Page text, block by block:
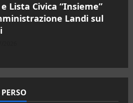
Lista Civica “Insieme”
Landi sul